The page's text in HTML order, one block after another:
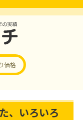
価格
、いろいろ